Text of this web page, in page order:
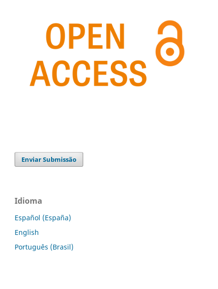
Enviar Submissão
Idioma
Español (España)
English
Português (Brasil)